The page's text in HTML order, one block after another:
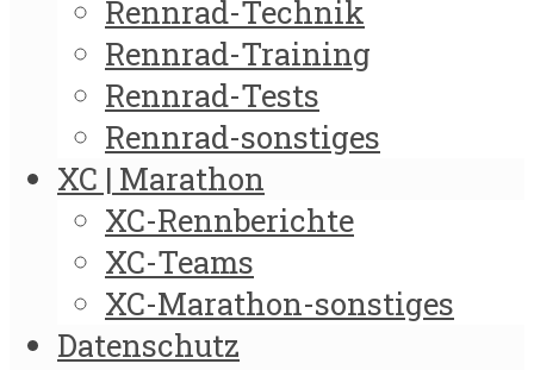
Rennrad-Technik
Rennrad-Training
Rennrad-Tests
Rennrad-sonstiges
XC | Marathon
XC-Rennberichte
XC-Teams
XC-Marathon-sonstiges
Datenschutz